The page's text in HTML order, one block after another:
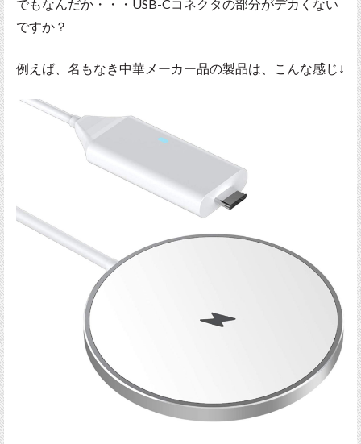
でもなんだか・・・USB-Cコネクタの部分がデカくない
ですか？
例えば、名もなき中華メーカー品の製品は、こんな感じ↓